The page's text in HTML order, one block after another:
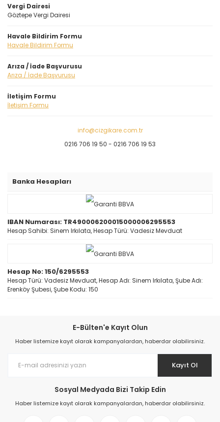
Vergi Dairesi
Göztepe Vergi Dairesi
Havale Bildirim Formu
Havale Bildirim Formu
Arıza / İade Başvurusu
Arıza / İade Başvurusu
İletişim Formu
İletişim Formu
info@cizgikare.com.tr
0216 706 19 50 - 0216 706 19 53
Banka Hesapları
IBAN Numarası: TR490006200015000006295553
Hesap Sahibi: Sinem Irkılata, Hesap Türü: Vadesiz Mevduat
Hesap No: 150/6295553
Hesap Türü: Vadesiz Mevduat, Hesap Adı: Sinem Irkılata, Şube Adı:
Erenköy Şubesi, Şube Kodu: 150
E-Bülten'e Kayıt Olun
Haber listemize kayıt olarak kampanyalardan, haberdar olabilirsiniz.
Kayıt Ol
Sosyal Medyada Bizi Takip Edin
Haber listemize kayıt olarak kampanyalardan, haberdar olabilirsiniz.